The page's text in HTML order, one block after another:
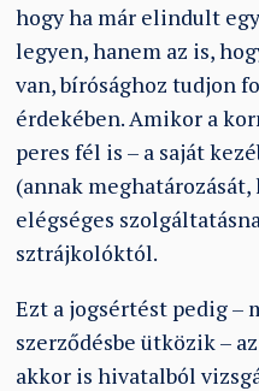
hogy ha már elindult
legyen, hanem az is,
van, bírósághoz tudjon
érdekében. Amikor a
peres fél is – a saját
(annak
elégséges
sztrájkolóktól.
Ezt a jogsértést pedig –
szerződésbe ütközik –
akkor is hivatalból